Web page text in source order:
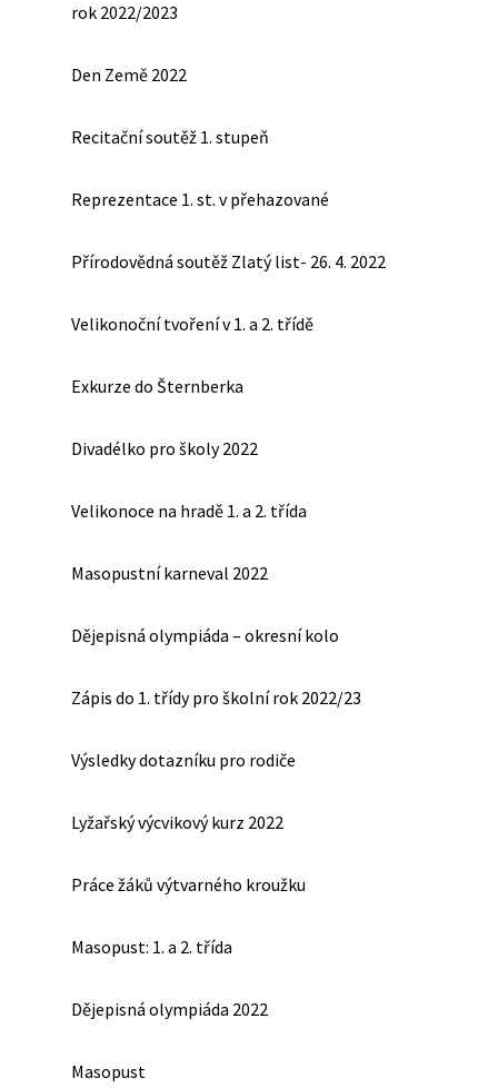
rok 2022/2023
Den Země 2022
Recitační soutěž 1. stupeň
Reprezentace 1. st. v přehazované
Přírodovědná soutěž Zlatý list- 26. 4. 2022
Velikonoční tvoření v 1. a 2. třídě
Exkurze do Šternberka
Divadélko pro školy 2022
Velikonoce na hradě 1. a 2. třída
Masopustní karneval 2022
Dějepisná olympiáda – okresní kolo
Zápis do 1. třídy pro školní rok 2022/23
Výsledky dotazníku pro rodiče
Lyžařský výcvikový kurz 2022
Práce žáků výtvarného kroužku
Masopust: 1. a 2. třída
Dějepisná olympiáda 2022
Masopust